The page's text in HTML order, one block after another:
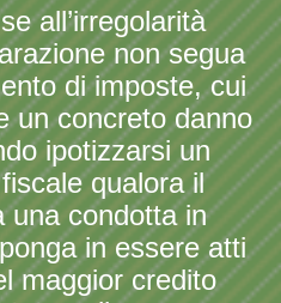
all’irregolarità
non segua
di imposte, cui
un concreto danno
ipotizzarsi un
qualora il
una condotta in
in essere atti
maggior credito